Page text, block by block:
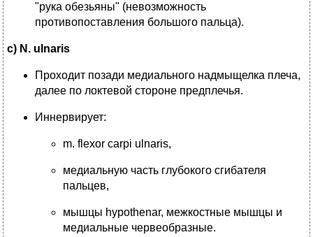
"рука обезьяны" (невозможность
противопоставления большого пальца).
c) N. ulnaris
Проходит позади медиального надмыщелка плеча,
далее по локтевой стороне предплечья.
Иннервирует:
m. flexor carpi ulnaris,
медиальную часть глубокого сгибателя
пальцев,
мышцы hypothenar, межкостные мышцы и
медиальные червеобразные.